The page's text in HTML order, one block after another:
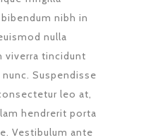
nibh in
nulla
viverra tincidunt
Suspendisse
leo at,
hendrerit porta
Vestibulum ante